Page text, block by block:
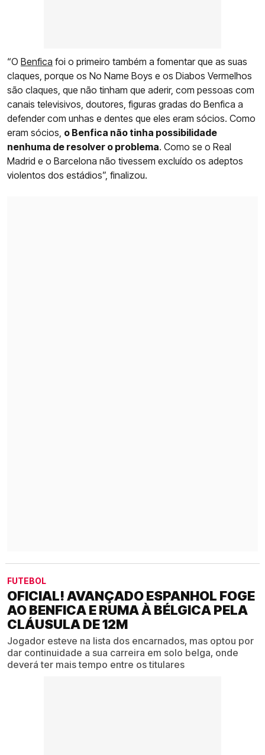
“O Benfica foi o primeiro também a fomentar que as suas
claques, porque os No Name Boys e os Diabos Vermelhos
são claques, que não tinham que aderir, com pessoas com
canais televisivos, doutores, figuras gradas do Benfica a
defender com unhas e dentes que eles eram sócios. Como
eram sócios, o Benfica não tinha possibilidade
nenhuma de resolver o problema. Como se o Real
Madrid e o Barcelona não tivessem excluído os adeptos
violentos dos estádios”, finalizou.
FUTEBOL
OFICIAL! AVANÇADO ESPANHOL FOGE
AO BENFICA E RUMA À BÉLGICA PELA
CLÁUSULA DE 12M
Jogador esteve na lista dos encarnados, mas optou por
dar continuidade a sua carreira em solo belga, onde
deverá ter mais tempo entre os titulares